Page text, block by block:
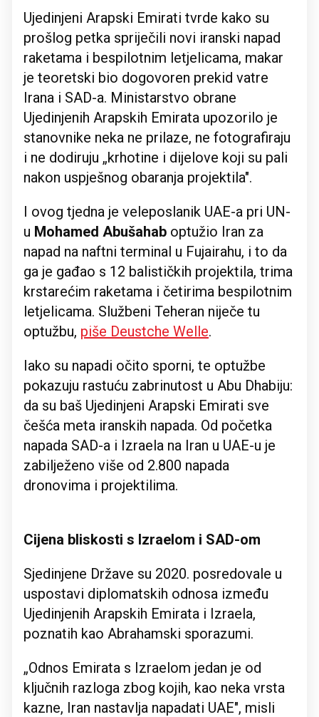
Ujedinjeni Arapski Emirati tvrde kako su
prošlog petka spriječili novi iranski napad
raketama i bespilotnim letjelicama, makar
je teoretski bio dogovoren prekid vatre
Irana i SAD-a. Ministarstvo obrane
Ujedinjenih Arapskih Emirata upozorilo je
stanovnike neka ne prilaze, ne fotografiraju
i ne dodiruju „krhotine i dijelove koji su pali
nakon uspješnog obaranja projektila".
I ovog tjedna je veleposlanik UAE-a pri UN-
u Mohamed Abušahab optužio Iran za
napad na naftni terminal u Fujairahu, i to da
ga je gađao s 12 balističkih projektila, trima
krstarećim raketama i četirima bespilotnim
letjelicama. Službeni Teheran niječe tu
optužbu, piše Deustche Welle.
Iako su napadi očito sporni, te optužbe
pokazuju rastuću zabrinutost u Abu Dhabiju:
da su baš Ujedinjeni Arapski Emirati sve
češća meta iranskih napada. Od početka
napada SAD-a i Izraela na Iran u UAE-u je
zabilježeno više od 2.800 napada
dronovima i projektilima.
Cijena bliskosti s Izraelom i SAD-om
Sjedinjene Države su 2020. posredovale u
uspostavi diplomatskih odnosa između
Ujedinjenih Arapskih Emirata i Izraela,
poznatih kao Abrahamski sporazumi.
„Odnos Emirata s Izraelom jedan je od
ključnih razloga zbog kojih, kao neka vrsta
kazne, Iran nastavlja napadati UAE", misli